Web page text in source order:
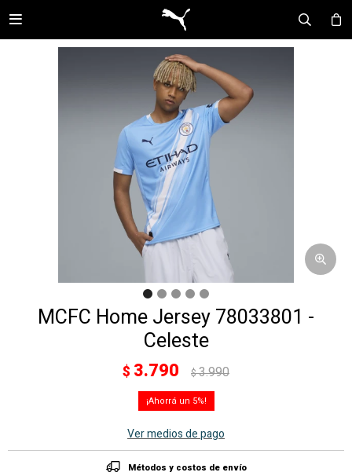

MCFC Home Jersey 78033801 -
Celeste
$ 3.790 $3.990
5
Ver medios de pago
Métodos y costos de envío